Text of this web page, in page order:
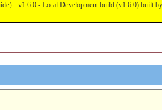
v1.6.0 - Local Development build (v1.6.0) built